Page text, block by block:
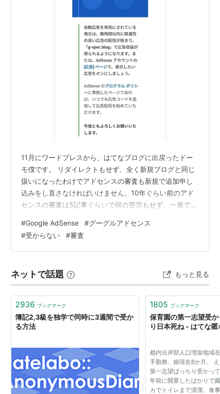
11月にワードプレスから、はてなブログに出戻ったドー
モ僕です。 リダイレクトもせず、全く新規ブログと同じ
扱いになったわけでアドセンスの審査も新規で追加申し
込みをし直さなければいけません。10年ぐらい前のアド
センスの審査は5記事ぐらいで何の苦労もせず、一発で受
ワードプレスの記事はWEB上から削除してアドセンスも
削除しました。アドセンス審査の為ってわけじゃないん
ですが記事もハイペース（自分の中では）で更新し、審
な気持ちで 1度目、審査レッツGO！ 待つこと約1週間 承
認状況【要確認】 ブッ！審査に落…
#Google AdSense #グーグルアドセンス
#受からない #審査
ネットで話題 もっと見る
2936 ブックマーク
簿記2,3級を独学で同時に3週間で受か
る方法
1805 ブックマーク
保育園の第一志望受
り日本死ね - はてな
都内沿岸部人口増加地域
手勤務、娘現在8か月。
第一志望ばっちり受かっ
年前に開業したばかりで
カでトイレまで清潔。食